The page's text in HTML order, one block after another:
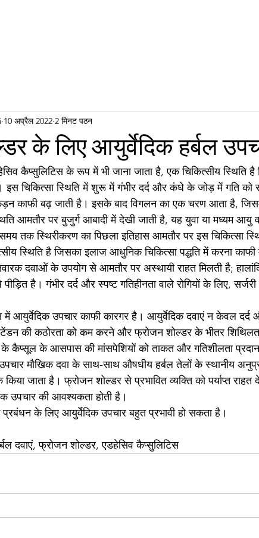
के लिए आयुर्वेदिक हर्बल
10 अप्रैल 2022 2 मिनट पठन
कैप्सुलिटिस के रूप में भी जाना जाता है, एक चिकित्सीय स्थिति
इस चिकित्सा स्थिति में शुरू में गंभीर दर्द और कंधे के जोड़ में गति को
काफी बढ़ जाती है। इसके बाद विगलन का एक चरण आता है,
आमतौर पर बुजुर्ग आबादी में देखी जाती है, यह युवा या मध्यम आयु
तक स्थिरीकरण का पिछला इतिहास आमतौर पर इस चिकित्सा
स्थिति है जिसका इलाज आधुनिक चिकित्सा पद्धति में करना काफी
दवाओं के उपयोग से आमतौर पर अस्थायी राहत मिलती है;
है। गंभीर दर्द और स्पष्ट गतिहीनता वाले रोगियों के लिए,
आयुर्वेदिक उपचार काफी कारगर है। आयुर्वेदिक दवाएं न केवल
की कठोरता को कम करने और फ्रोजन शोल्डर के भीतर
कैप्सूल के आसपास की मांसपेशियों को ताकत और गतिशीलता
मौखिक दवा के साथ-साथ औषधीय हर्बल तेलों के स्थानीय
जाता है। फ्रोजन शोल्डर से प्रभावित व्यक्ति को पर्याप्त
उपचार की आवश्यकता होती है।
के लिए आयुर्वेदिक उपचार बहुत प्रभावी हो सकता है।
दवाएं, फ्रोजन शोल्डर, एडहेसिव कैप्सुलिटिस